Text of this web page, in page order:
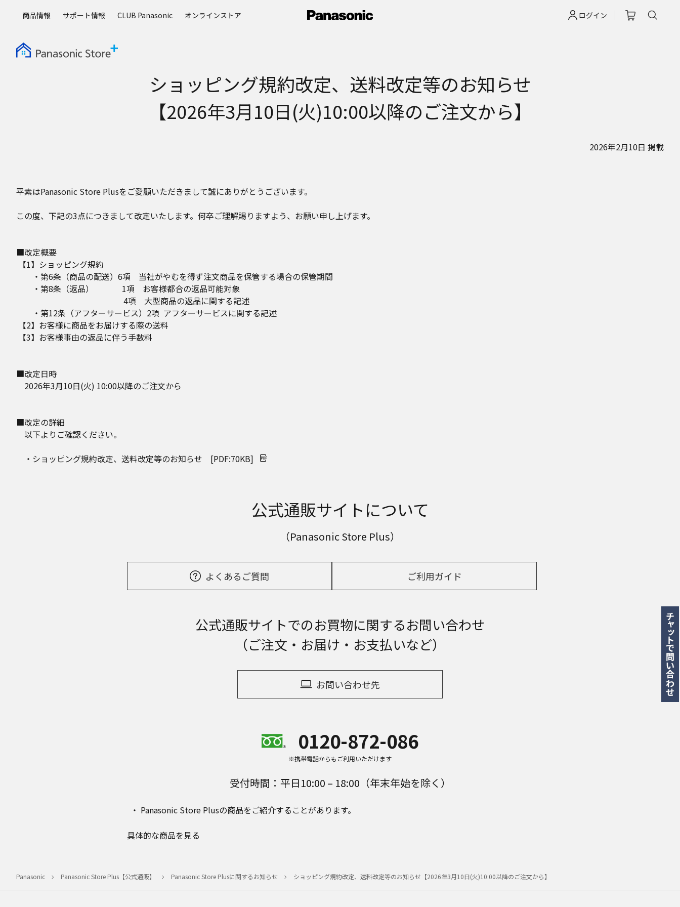
ログイン
商品情報 サポート情報 CLUB Panasonic オンラインストア
ショッピング規約改定、送料改定等のお知らせ
【2026年3月10日(火)10:00以降のご注文から】
2026年2月10日 掲載
平素はPanasonic Store Plusをご愛顧いただきまして誠にありがとうございます。
この度、下記の3点につきまして改定いたします。何卒ご理解賜りますよう、お願い申し上げます。
■改定概要
【1】ショッピング規約
・第6条（商品の配送）6項 当社がやむを得ず注文商品を保管する場合の保管期間
・第8条（返品） 1項 お客様都合の返品可能対象
4項 大型商品の返品に関する記述
・第12条（アフターサービス）2項 アフターサービスに関する記述
【2】お客様に商品をお届けする際の送料
【3】お客様事由の返品に伴う手数料
■改定日時
2026年3月10日(火) 10:00以降のご注文から
■改定の詳細
以下よりご確認ください。
・ショッピング規約改定、送料改定等のお知らせ [PDF:70KB]
公式通販サイトについて
（Panasonic Store Plus）
よくあるご質問 ご利用ガイド
公式通販サイトでのお買物に関するお問い合わせ
（ご注文・お届け・お支払いなど）
お問い合わせ先
0120-872-086
※携帯電話からもご利用いただけます
受付時間：平日10:00 – 18:00（年末年始を除く）
Panasonic Store Plusの商品をご紹介することがあります。
具体的な商品を見る
Panasonic Panasonic Store Plus【公式通販】 Panasonic Store Plusに関するお知らせ ショッピング規約改定、送料改定等のお知らせ【2026年3月10日(火)10:00以降のご注文から】